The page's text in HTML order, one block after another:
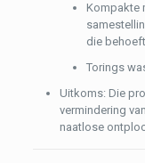
Kompakte
die
Torings
Uitkoms: Die
vermindering
naatlose